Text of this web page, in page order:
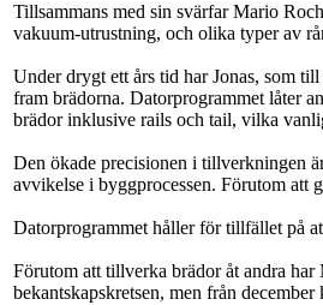
Tillsammans med sin svärfar Mario
vakuum-utrustning, och olika typer av
Under drygt ett års tid har Jonas, som
fram brädorna. Datorprogrammet låter
brädor inklusive rails och tail, vilka
Den ökade precisionen i tillverkningen
avvikelse i byggprocessen. Förutom att
Datorprogrammet håller för tillfället på
Förutom att tillverka brädor åt andra
bekantskapskretsen, men från